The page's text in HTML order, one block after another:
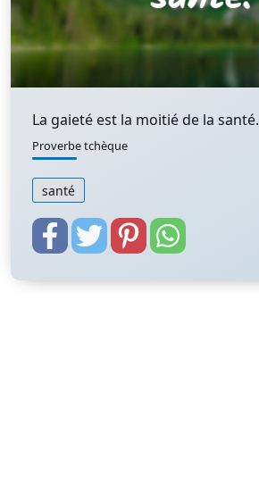
La gaieté est la moitié de la santé.
Proverbe tchèque
santé